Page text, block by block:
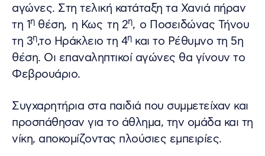
αγώνες. Στη τελική κατάταξη τα Χανιά πήραν
τη 1ηθέση, η Κως τη 2η, ο Ποσειδώνας Τήνου
τη 3η,το Ηράκλειο τη 4ηκαι το Ρέθυμνο τη 5η
θέση. Οι επαναληπτικοί αγώνες θα γίνουν το
Φεβρουάριο.
Συγχαρητήρια στα παιδιά που συμμετείχαν και
προσπάθησαν για το άθλημα, την ομάδα και τη
νίκη, αποκομίζοντας πλούσιες εμπειρίες.